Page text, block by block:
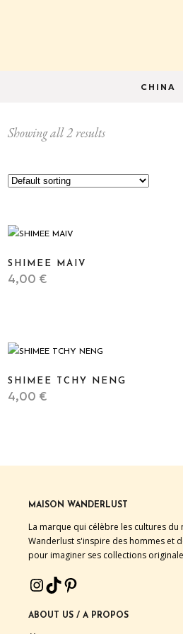
CHINA
Showing all 2 results
SHIMEE MAIV
4,00 €
SHIMEE TCHY NENG
4,00 €
MAISON WANDERLUST
La marque qui célèbre les cultures du
Wanderlust s'inspire des hommes et
pour imaginer ses collections
INSTAGRAM
TIKTOK
PINTEREST
ABOUT US / A PROPOS